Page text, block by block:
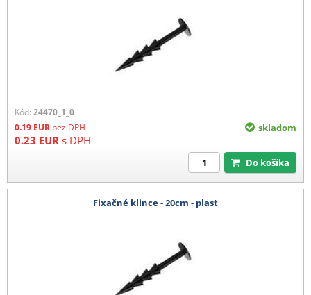
Kód: 24470_1_0
0.19 EUR bez DPH
0.23 EUR s DPH
skladom
Do košíka
Fixačné klince - 20cm - plast